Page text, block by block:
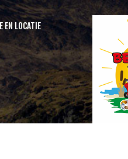
EN LOCATIE